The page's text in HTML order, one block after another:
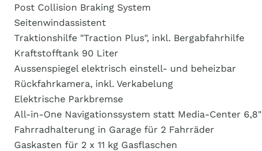
Post Collision Braking System
Seitenwindassistent
Traktionshilfe "Traction Plus", inkl. Bergabfahrhilfe
Kraftstofftank 90 Liter
Aussenspiegel elektrisch einstell- und beheizbar
Rückfahrkamera, inkl. Verkabelung
Elektrische Parkbremse
All-in-One Navigationssystem statt Media-Center 6,8"
Fahrradhalterung in Garage für 2 Fahrräder
Gaskasten für 2 x 11 kg Gasflaschen